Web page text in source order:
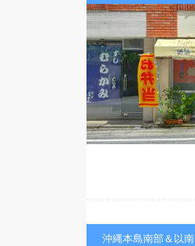
沖縄本島南部＆以南